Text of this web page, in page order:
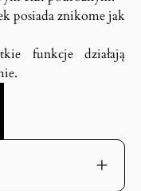
posiada znikome jak
funkcje działają